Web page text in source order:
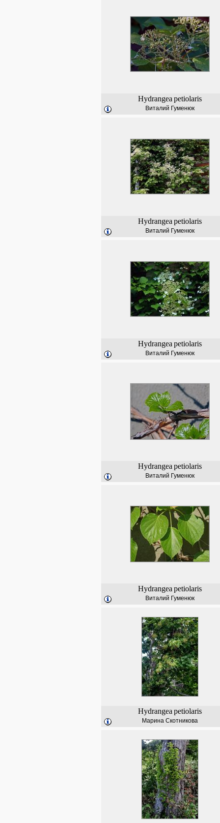
Hydrangea petiolaris
Виталий Гуменюк
Hydrangea petiolaris
Виталий Гуменюк
Hydrangea petiolaris
Виталий Гуменюк
Hydrangea petiolaris
Виталий Гуменюк
Hydrangea petiolaris
Виталий Гуменюк
Hydrangea petiolaris
Марина Скотникова